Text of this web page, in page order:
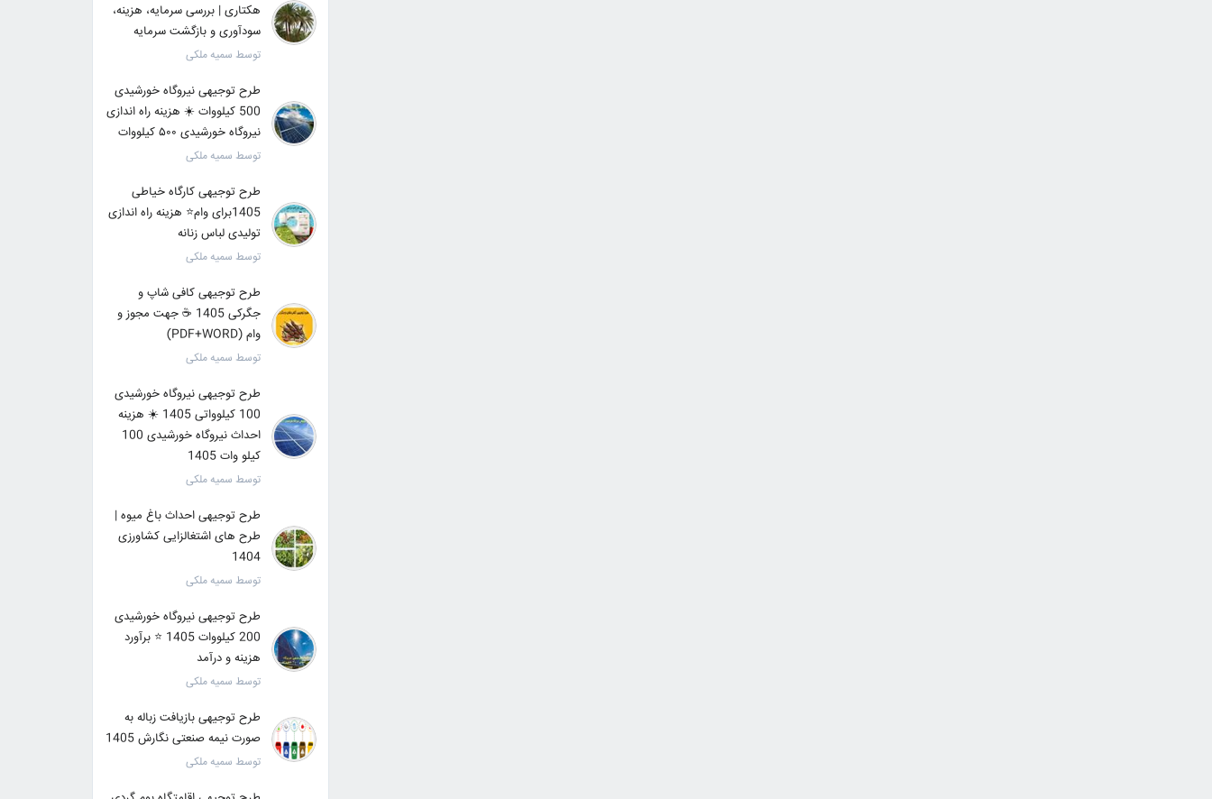
هکتاری | بررسی سرمایه، هزینه،
سودآوری و بازگشت سرمایه
توسط سمیه ملکی
طرح توجیهی نیروگاه خورشیدی
500 کیلووات ☀️ هزینه راه اندازی
نیروگاه خورشیدی ۵۰۰ کیلووات
توسط سمیه ملکی
طرح توجیهی کارگاه خیاطی
1405برای وام⭐ هزینه راه اندازی
تولیدی لباس زنانه
توسط سمیه ملکی
طرح توجیهی کافی شاپ و
جگرکی 1405 ☕ جهت مجوز و
وام (PDF+WORD)
توسط سمیه ملکی
طرح توجیهی نیروگاه خورشیدی
100 کیلوواتی 1405 ☀️ هزینه
احداث نیروگاه خورشیدی 100
کیلو وات 1405
توسط سمیه ملکی
طرح توجیهی احداث باغ میوه |
طرح های اشتغالزایی کشاورزی
1404
توسط سمیه ملکی
طرح توجیهی نیروگاه خورشیدی
200 کیلووات 1405 ⭐️ برآورد
هزینه و درآمد
توسط سمیه ملکی
طرح توجیهی بازیافت زباله به
صورت نیمه صنعتی نگارش 1405
توسط سمیه ملکی